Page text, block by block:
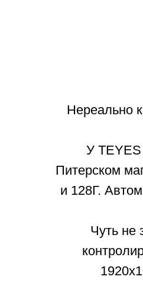
Нереально
У
Питерском
и 128Г.
Чуть не